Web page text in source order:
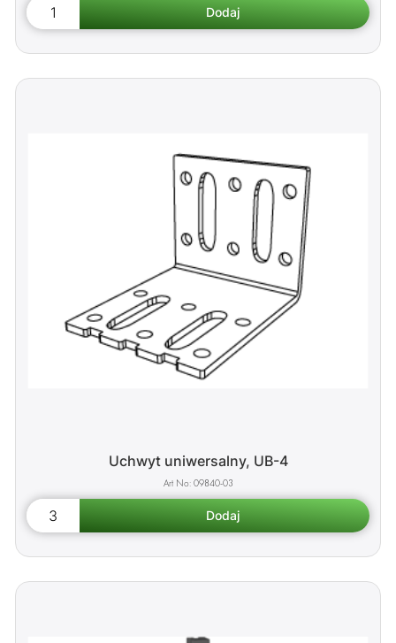
Uchwyt uniwersalny, UB-4
09840-03